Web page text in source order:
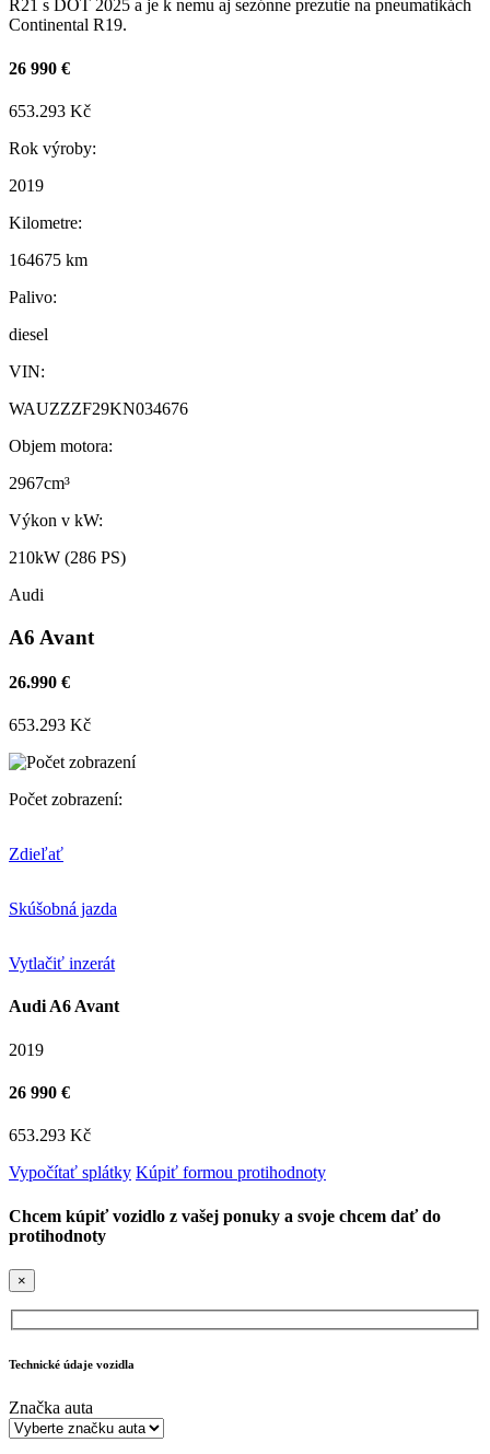
R21 s DOT 2025 a je k nemu aj sezónne prezutie na pneumatikách
Continental R19.
26 990 €
653.293 Kč
Rok výroby:
2019
Kilometre:
164675 km
Palivo:
diesel
VIN:
WAUZZZF29KN034676
Objem motora:
2967cm³
Výkon v kW:
210kW (286 PS)
Audi
A6 Avant
26.990 €
653.293 Kč
Počet zobrazení:
Zdieľať
Skúšobná jazda
Vytlačiť inzerát
Audi A6 Avant
2019
26 990 €
653.293 Kč
Vypočítať splátky Kúpiť formou protihodnoty
Chcem kúpiť vozidlo z vašej ponuky a svoje chcem dať do
protihodnoty
×
Technické údaje vozidla
Značka auta